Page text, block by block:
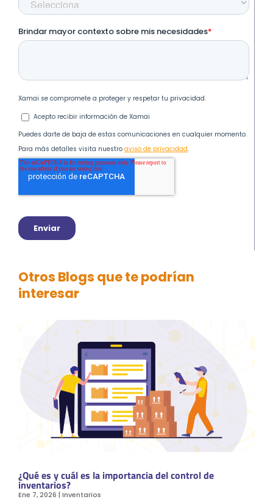
Otros Blogs que te podrían
interesar
¿Qué es y cuál es la importancia del control de
inventarios?
Ene 7, 2026 |Inventarios